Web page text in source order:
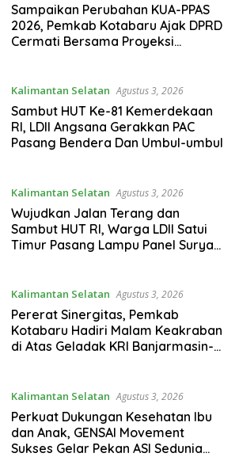
Sampaikan Perubahan KUA-PPAS
2026, Pemkab Kotabaru Ajak DPRD
Cermati Bersama Proyeksi
Kalimantan Selatan Agustus 3, 2026
Sambut HUT Ke-81 Kemerdekaan
RI, LDII Angsana Gerakkan PAC
Pasang Bendera Dan Umbul-umbul
Kalimantan Selatan Agustus 3, 2026
Wujudkan Jalan Terang dan
Sambut HUT RI, Warga LDII Satui
Timur Pasang Lampu Panel Surya
Kalimantan Selatan Agustus 3, 2026
Pererat Sinergitas, Pemkab
Kotabaru Hadiri Malam Keakraban
di Atas Geladak KRI Banjarmasin-
Kalimantan Selatan Agustus 3, 2026
Perkuat Dukungan Kesehatan Ibu
dan Anak, GENSAI Movement
Sukses Gelar Pekan ASI Sedunia